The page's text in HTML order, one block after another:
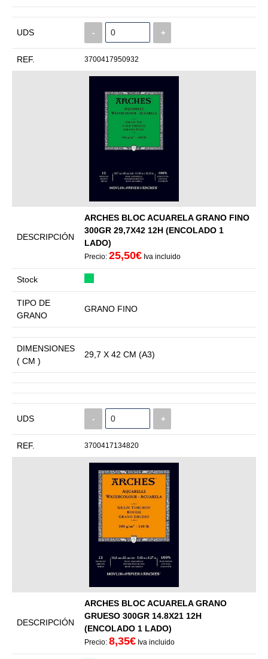
UDS - +
REF. 3700417950932
DESCRIPCIÓN
ARCHES BLOC ACUARELA GRANO FINO
300GR 29,7X42 12H (ENCOLADO 1
LADO)
Precio: 25,50€ Iva incluido
Stock
TIPO DE
GRANO
GRANO FINO
DIMENSIONES
( CM )
29,7 X 42 CM (A3)
UDS - +
REF. 3700417134820
DESCRIPCIÓN
ARCHES BLOC ACUARELA GRANO
GRUESO 300GR 14.8X21 12H
(ENCOLADO 1 LADO)
Precio: 8,35€ Iva incluido